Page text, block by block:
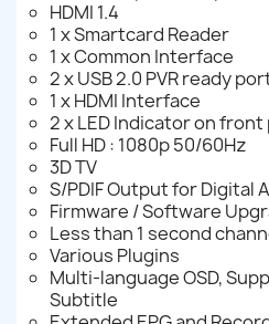
HDMI 1.4
1 x Smartcard Reader
1 x Common Interface
2 x USB 2.0 PVR ready
1 x HDMI Interface
2 x LED Indicator on front
Full HD : 1080p 50/60Hz
3D TV
S/PDIF Output for Digital
Firmware / Software
Less than 1 second
Various Plugins
Multi-language OSD,
Subtitle